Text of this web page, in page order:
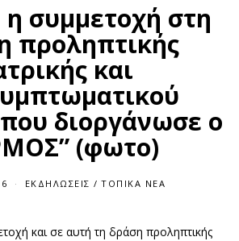
συμμετοχή στη
προληπτικής
και
διοργάνωσε ο
(φωτο)
ΕΚΔΗΛΏΣΕΙΣ / ΤΟΠΙΚΆ ΝΈΑ
και σε αυτή τη δράση προληπτικής